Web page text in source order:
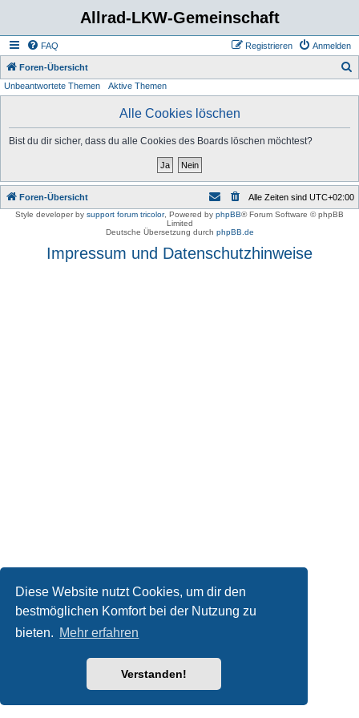
Diese Website nutzt Cookies, um dir den
bestmöglichen Komfort bei der Nutzung zu
bieten. Mehr erfahren
Verstanden!
Allrad-LKW-Gemeinschaft
FAQ Anmelden
Registrieren
Foren-Übersicht
Unbeantwortete Themen Aktive Themen
Alle Cookies löschen
Bist du dir sicher, dass du alle Cookies des Boards löschen möchtest?
Foren-Übersicht Alle Zeiten sind UTC+02:00
Style developer by support forum tricolor, Powered by phpBB® Forum Software © phpBB
Limited
Deutsche Übersetzung durch phpBB.de
Impressum und Datenschutzhinweise